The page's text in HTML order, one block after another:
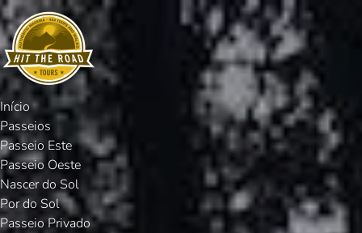
Passar para a navegação primária
Passar para o conteúdo
Passar para o rodapé
Início
Passeios
Open Passeios Menu
Passeio Este
Passeio Oeste
Nascer do Sol
Por do Sol
Passeio Privado
Open More Menu